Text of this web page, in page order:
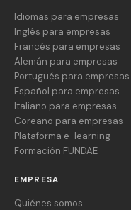
Idiomas para empresas
Inglés para empresas
Francés para empresas
Alemán para empresas
Portugués para empresas
Español para empresas
Italiano para empresas
Coreano para empresas
Plataforma e-learning
Formación FUNDAE
EMPRESA
Quiénes somos